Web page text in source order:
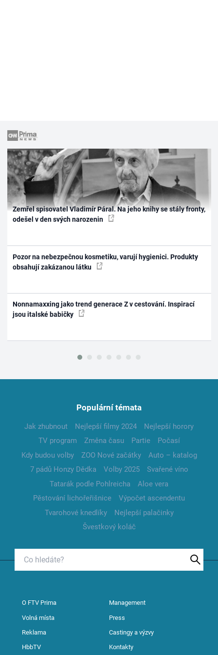
Zemřel spisovatel Vladimír Páral. Na jeho knihy se stály fronty,
odešel v den svých narozenin
Pozor na nebezpečnou kosmetiku, varují hygienici. Produkty
obsahují zakázanou látku
Nonnamaxxing jako trend generace Z v cestování. Inspirací
jsou italské babičky
Populární témata
Jak zhubnout Nejlepší filmy 2024
Nejlepší horory
TV program
Změna času Partie
Počasí
Kdy budou volby
ZOO Nové začátky
Auto – katalog
7 pádů Honzy Dědka
Volby 2025
Svařené víno
Tatarák podle Pohlreicha
Aloe vera
Pěstování lichořeřišnice
Výpočet ascendentu
Tvarohové knedlíky
Nejlepší palačinky
Švestkový koláč
O FTV Prima Management
Volná místa Press
Reklama Castingy a výzvy
HbbTV Kontakty